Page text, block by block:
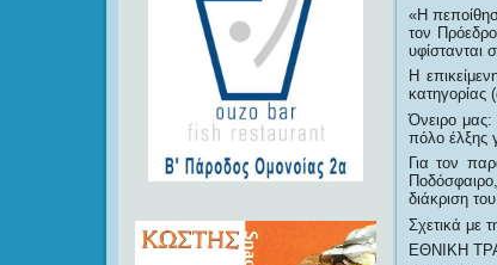
«Η
τον
υφίστανται
Η
κατηγορίας
Όνειρο μας:
πόλο έλξης
Για τον
διάκριση
Σχετικά με
ΕΘΝΙΚΗ